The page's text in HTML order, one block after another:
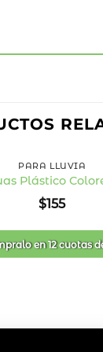
PARA LLUVIA
Plástico
$155
en12 cuotas